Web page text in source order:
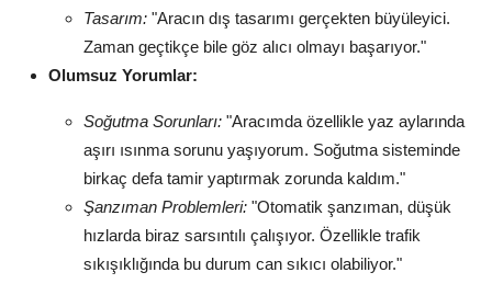
Tasarım: "Aracın dış tasarımı gerçekten büyüleyici.
Zaman geçtikçe bile göz alıcı olmayı başarıyor."
Olumsuz Yorumlar:
Soğutma Sorunları: "Aracımda özellikle yaz aylarında
aşırı ısınma sorunu yaşıyorum. Soğutma sisteminde
birkaç defa tamir yaptırmak zorunda kaldım."
Şanzıman Problemleri: "Otomatik şanzıman, düşük
hızlarda biraz sarsıntılı çalışıyor. Özellikle trafik
sıkışıklığında bu durum can sıkıcı olabiliyor."